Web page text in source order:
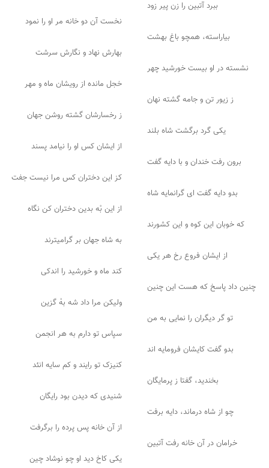
ببرد آتبین را زن پیر زود
نخست آن دو خانه مر او را نمود
بیاراسته، همچو باغ بهشت
بهارش نهاد و نگارش سرشت
نشسته در او بیست خورشید چهر
خجل مانده از رویشان ماه و مهر
ز زیور تن و جامه گشته نهان
ز رخسارشان گشته روشن جهان
یکی گرد برگشت شاه بلند
از ایشان کس او را نیامد پسند
برون رفت خندان و با دایه گفت
کز این دختران کس مرا نیست جفت
بدو دایه گفت ای گرانمایه شاه
از این بْه بدین دختران کن نگاه
که خوبان این کوه و این کشورند
به شاه جهان بر گرامیترند
از ایشان فروع رخ هر یکی
کند ماه و خورشید را اندکی
چنین داد پاسخ که هست این چنین
ولیکن مرا داد شه بهْ گزین
تو گر دیگران را نمایی به من
سپاس تو دارم به هر انجمن
بدو گفت کایشان فرومایه اند
کنیزک تو رایند و کم سایه انئد
بخندید، گفتا ز پرمایگان
شنیدی که دیدن بود رایگان
چو از شاه درماند، دایه برفت
از آن خانه پس پرده را برگرفت
خرامان در آن خانه رفت آتبین
یکی کاخ دید او چو نوشاد چین